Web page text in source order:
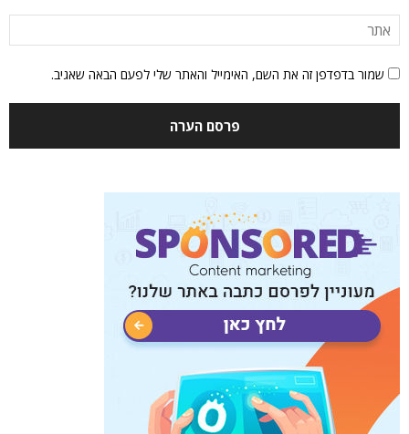
שמור בדפדפן זה את השם, האימייל והאתר שלי לפעם הבאה שאגיב.